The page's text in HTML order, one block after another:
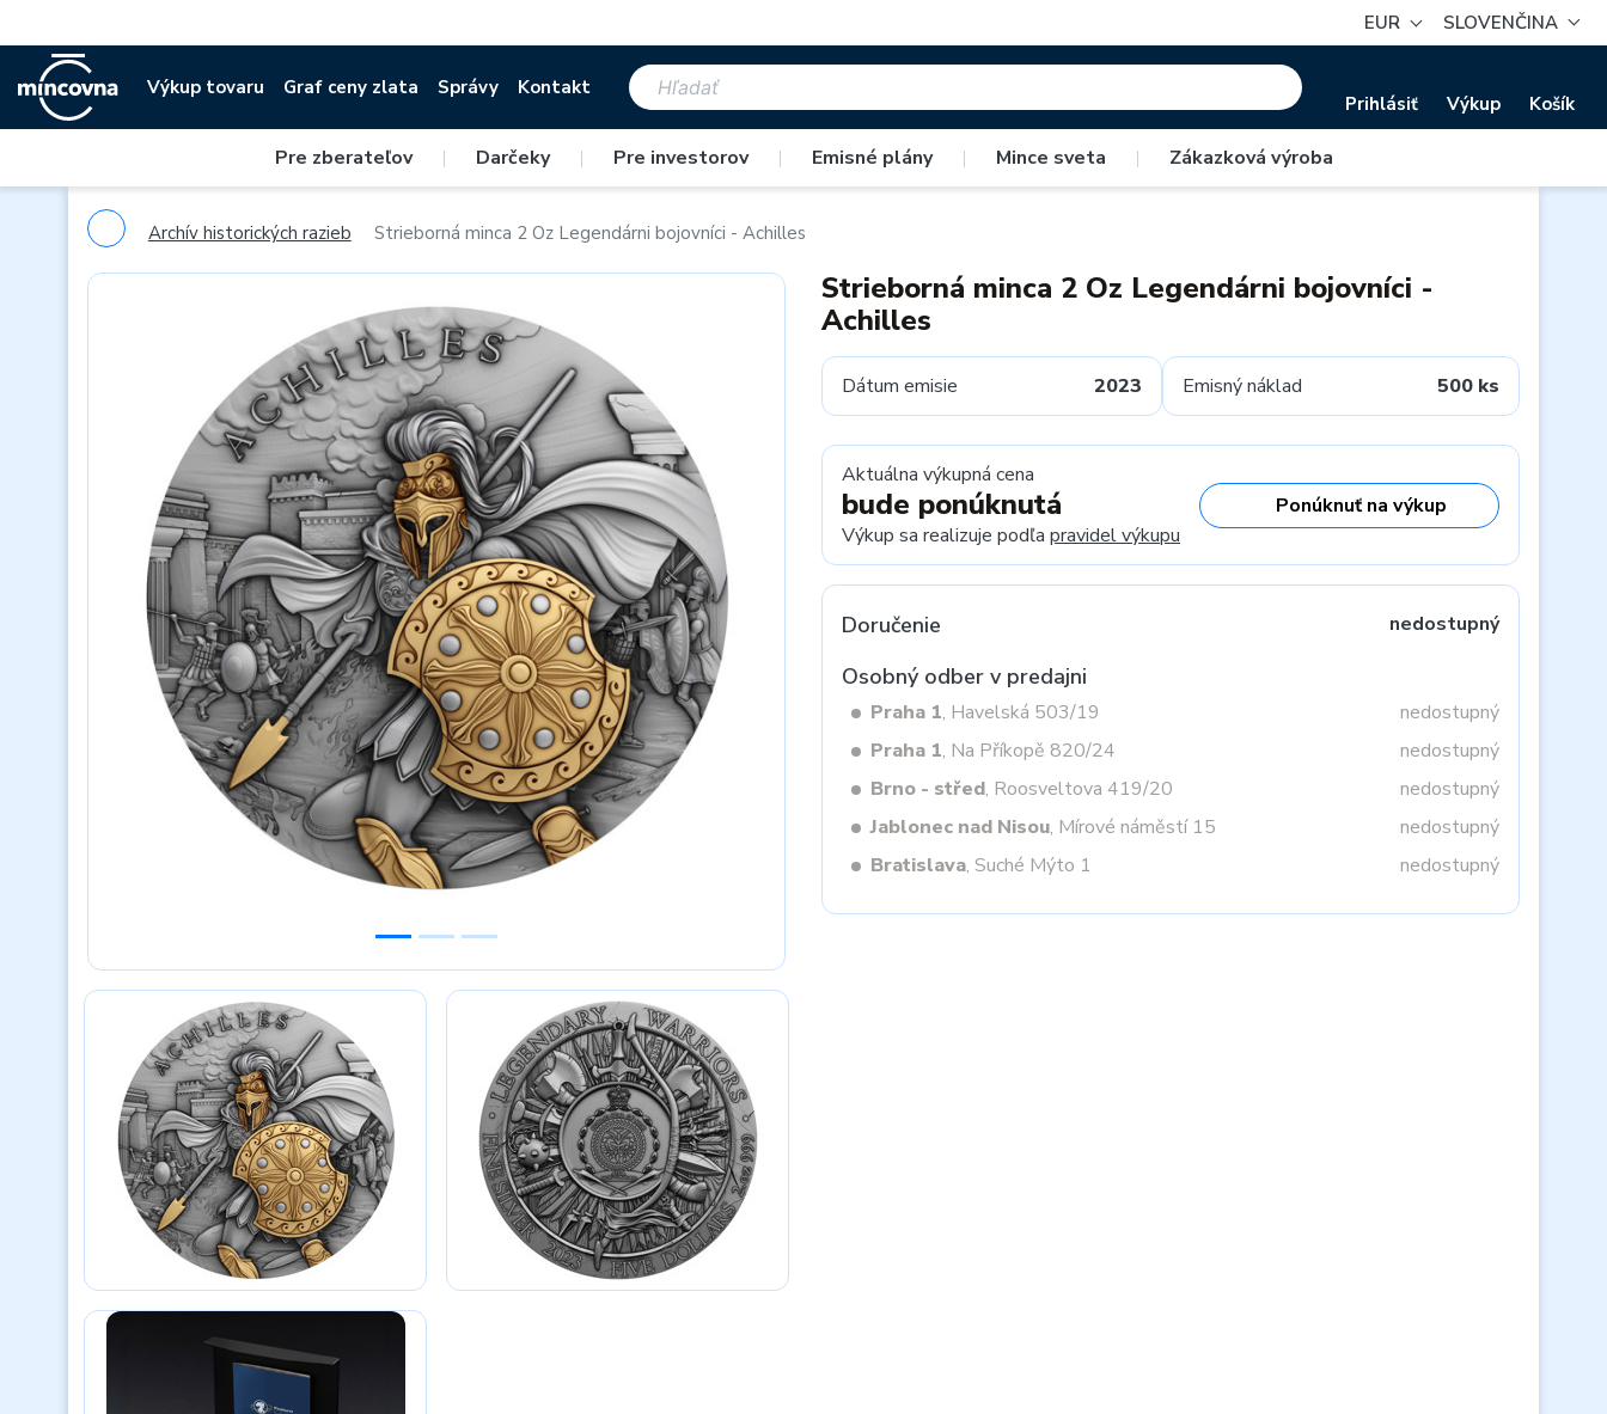
EUR SLOVENČINA
Výkup tovaru Graf ceny zlata Správy Kontakt
Prihlásiť Výkup Košík
Pre zberateľov | Darčeky | Pre investorov | Emisné plány | Mince sveta | Zákazková výroba
Archív historických razieb Strieborná minca 2 Oz Legendárni bojovníci - Achilles
Previous
Strieborná minca 2 Oz Legendárni bojovníci -
Achilles
Dátum emisie 2023 Emisný náklad 500 ks
Aktuálna výkupná cena
bude ponúknutá
Výkup sa realizuje podľa pravidel výkupu
Ponúknuť na výkup
Doručenie nedostupný
Osobný odber v predajni
Praha 1, Havelská 503/19
nedostupný
Praha 1, Na Příkopě 820/24
nedostupný
Brno - střed, Roosveltova 419/20
nedostupný
Jablonec nad Nisou, Mírové náměstí 15
nedostupný
Bratislava, Suché Mýto 1 nedostupný